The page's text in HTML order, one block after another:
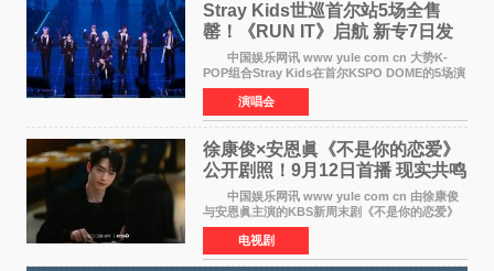
Stray Kids世巡首尔站5场全售
罄！《RUN IT》启航 新专7日发
中国娱乐网讯 www yule com cn 大势K-
POP组合Stray Kids在首尔KSPO DOME的5场演
唱会全部售罄，为新世界巡演拉开序幕。据所属
社JYP娱乐透露，Stray Kids于上月25至26日、
29日及本月1至2日
演唱会
徐康俊×安恩眞《不是你的恋爱》
公开剧照！9月12日首播 现实共鸣
罗曼史来袭
中国娱乐网讯 www yule com cn 由徐康俊
与安恩眞主演的KBS新周末剧《不是你的恋爱》
于近日公开首波剧照，正式定档9月12日首
播。 剧照中，徐康俊与安恩眞并肩而坐，眼
神中流露出复杂而微
电视剧